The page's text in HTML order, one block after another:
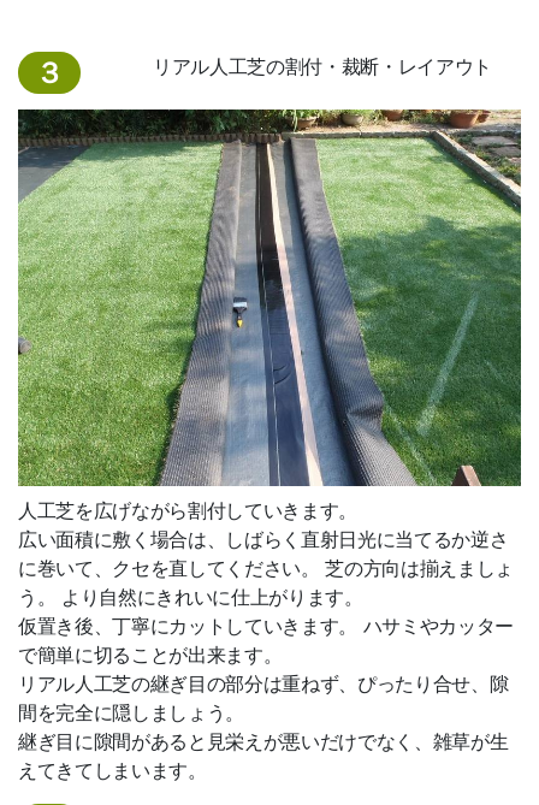
３ リアル人工芝の割付・裁断・レイアウト
人工芝を広げながら割付していきます。
広い面積に敷く場合は、しばらく直射日光に当てるか逆さ
に巻いて、クセを直してください。 芝の方向は揃えましょ
う。 より自然にきれいに仕上がります。
仮置き後、丁寧にカットしていきます。 ハサミやカッター
で簡単に切ることが出来ます。
リアル人工芝の継ぎ目の部分は重ねず、ぴったり合せ、隙
間を完全に隠しましょう。
継ぎ目に隙間があると見栄えが悪いだけでなく、雑草が生
えてきてしまいます。